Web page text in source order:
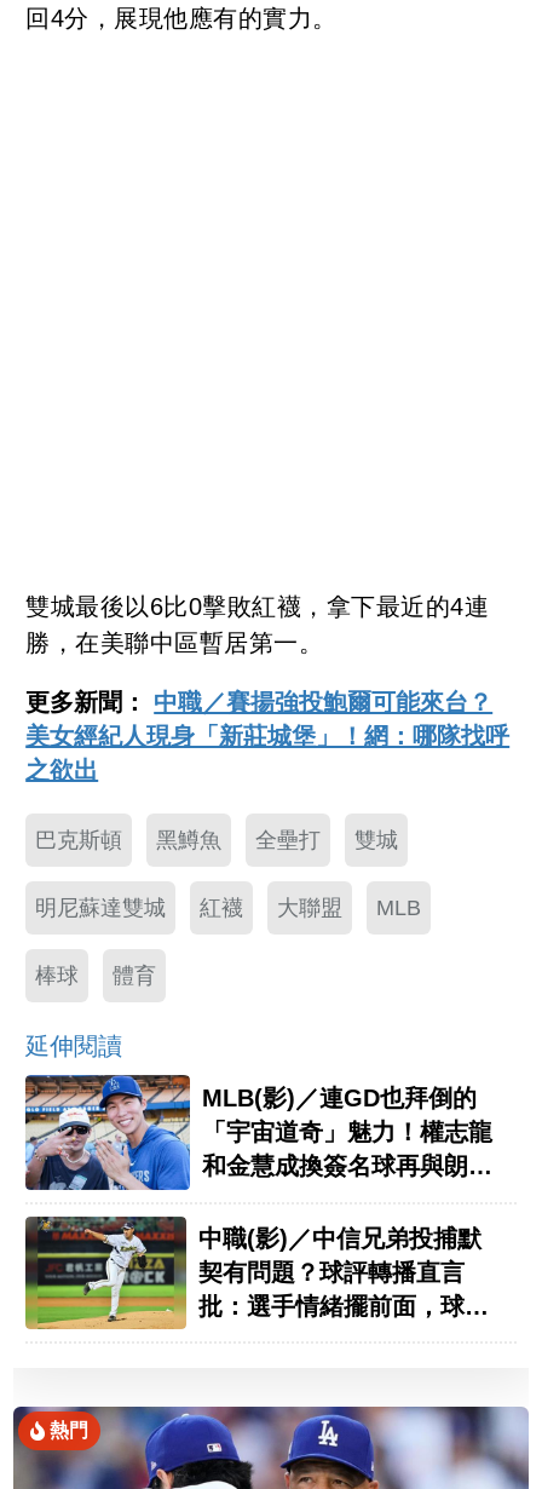
回4分，展現他應有的實力。
雙城最後以6比0擊敗紅襪，拿下最近的4連
勝，在美聯中區暫居第一。
更多新聞： 中職／賽揚強投鮑爾可能來台？
美女經紀人現身「新莊城堡」！網：哪隊找呼
之欲出
巴克斯頓 黑鱒魚 全壘打 雙城
明尼蘇達雙城 紅襪 大聯盟 MLB
棒球 體育
延伸閱讀
MLB(影)／連GD也拜倒的
「宇宙道奇」魅力！權志龍
和金慧成換簽名球再與朗希
中職(影)／中信兄弟投捕默
契有問題？球評轉播直言
批：選手情緒擺前面，球迷
熱門